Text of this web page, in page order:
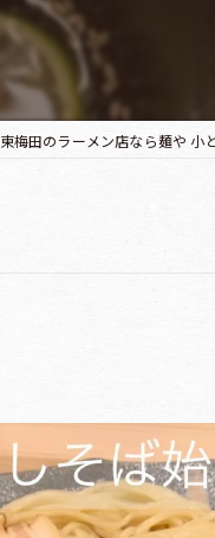
東梅田のラーメン店なら麺や 小